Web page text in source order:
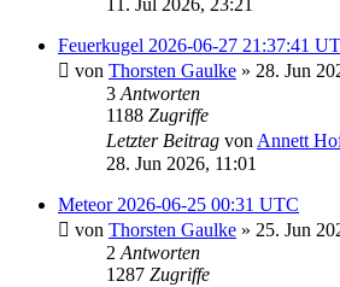
11. Jul 2026, 23:21
Feuerkugel 2026-06-27 21:37:41
von Thorsten Gaulke » 28. Jun
3 Antworten
1188 Zugriffe
Letzter Beitrag von Annett
28. Jun 2026, 11:01
Meteor 2026-06-25 00:31 UTC
von Thorsten Gaulke » 25. Jun
2 Antworten
1287 Zugriffe